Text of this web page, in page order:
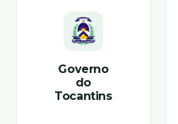
Governo
do
Tocantins